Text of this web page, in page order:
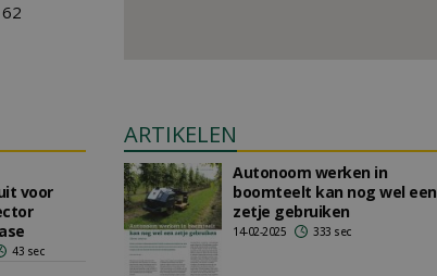
voor
43 sec
ARTIKELEN
Autonoom werken in
boomteelt kan nog wel een
zetje gebruiken
14-02-2025 333 sec